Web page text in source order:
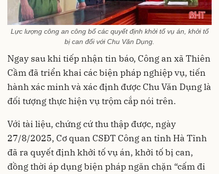
Lực lượng công an công bố các quyết định khởi tố vụ án, khởi tố
bị can đối với Chu Văn Dụng.
Ngay sau khi tiếp nhận tin báo, Công an xã Thiên
Cầm đã triển khai các biện pháp nghiệp vụ, tiến
hành xác minh và xác định được Chu Văn Dụng là
đối tượng thực hiện vụ trộm cắp nói trên.
Với tài liệu, chứng cứ thu thập được, ngày
27/8/2025, Cơ quan CSĐT Công an tỉnh Hà Tĩnh
đã ra quyết định khởi tố vụ án, khởi tố bị can,
đồng thời áp dụng biện pháp ngăn chặn “cấm đi